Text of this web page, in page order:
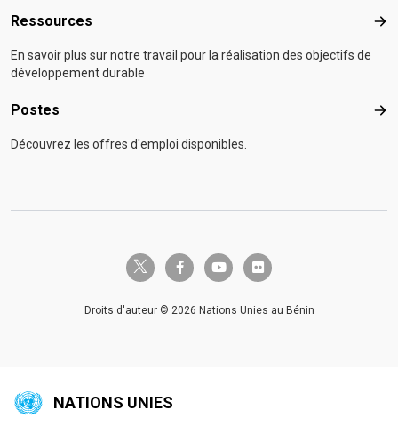
Ressources
En savoir plus sur notre travail pour la réalisation des objectifs de
développement durable
Postes
Découvrez les offres d'emploi disponibles.
twitter-x facebook-fyoutube flickr
Droits d'auteur © 2026 Nations Unies au Bénin
NATIONS UNIES